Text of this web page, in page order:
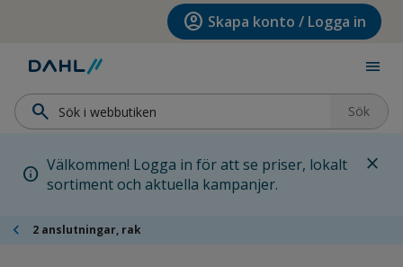
Hoppa till huvudinnehållet account_circle Skapa konto / Logga in
menu
search Sök
info Välkommen! Logga in för att se priser, lokalt
sortiment och aktuella kampanjer.
close
chevron_left 2 anslutningar, rak